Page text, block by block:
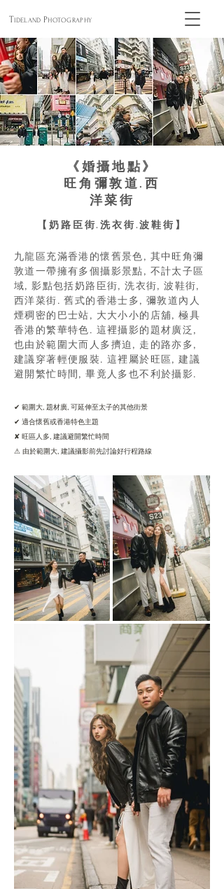
TIDELAND PHOTOGRAPHY
《婚攝地點》
旺角彌敦道.西
洋菜街
【奶路臣街.洗衣街.波鞋街】
九龍區充滿香港的懷舊景色, 其中旺角彌
敦道一帶擁有多個攝影景點, 不計太子區
域, 影點包括奶路臣街, 洗衣街, 波鞋街,
西洋菜街. 舊式的香港士多, 彌敦道內人
煙稠密的巴士站, 大大小小的店舖, 極具
香港的繁華特色. 這裡攝影的題材廣泛,
也由於範圍大而人多擠迫, 走的路亦多,
建議穿著輕便服裝. 這裡屬於旺區, 建議
避開繁忙時間, 畢竟人多也不利於攝影.
✔ 範圍大, 題材廣, 可延伸至太子的其他街景
✔ 適合懷舊或香港特色主題
✘ 旺區人多, 建議避開繁忙時間
⚠ 由於範圍大, 建議攝影前先討論好行程路線